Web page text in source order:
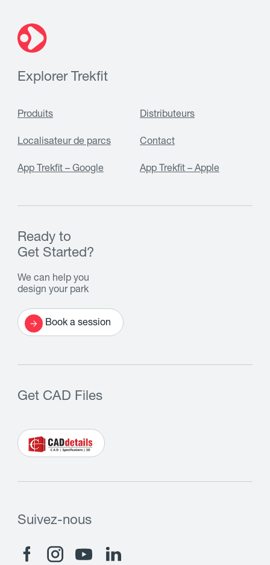
Explorer Trekfit
Produits Distributeurs
Localisateur de parcs Contact
App Trekfit – Google App Trekfit – Apple
Ready to
Get Started?
We can help you
design your park
Book a session
Get CAD Files
Suivez-nous